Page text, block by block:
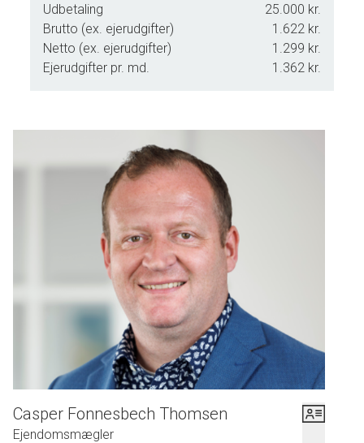
Udbetaling
25.000 kr.
Brutto (ex. ejerudgifter)
1.622 kr.
Netto (ex. ejerudgifter)
1.299 kr.
Ejerudgifter pr. md.
1.362 kr.
Casper Fonnesbech Thomsen
Ejendomsmægler